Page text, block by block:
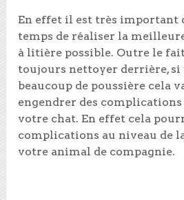
En effet il est très important
temps de réaliser la
à litière possible. Outre le
toujours nettoyer derrière, si
beaucoup de poussière cela
engendrer des complications
votre chat. En effet cela
complications au niveau de
votre animal de compagnie.